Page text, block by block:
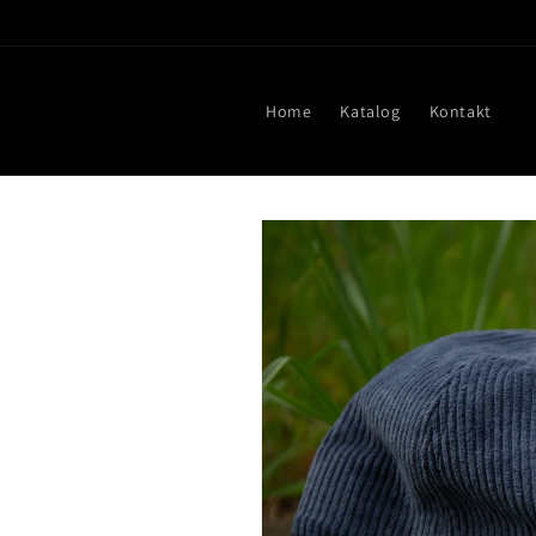
Home Katalog Kontakt
Zu
Produktinformationen